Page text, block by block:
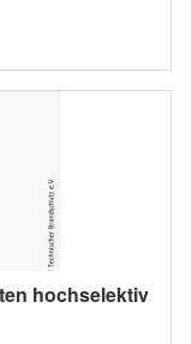
hochselektiv